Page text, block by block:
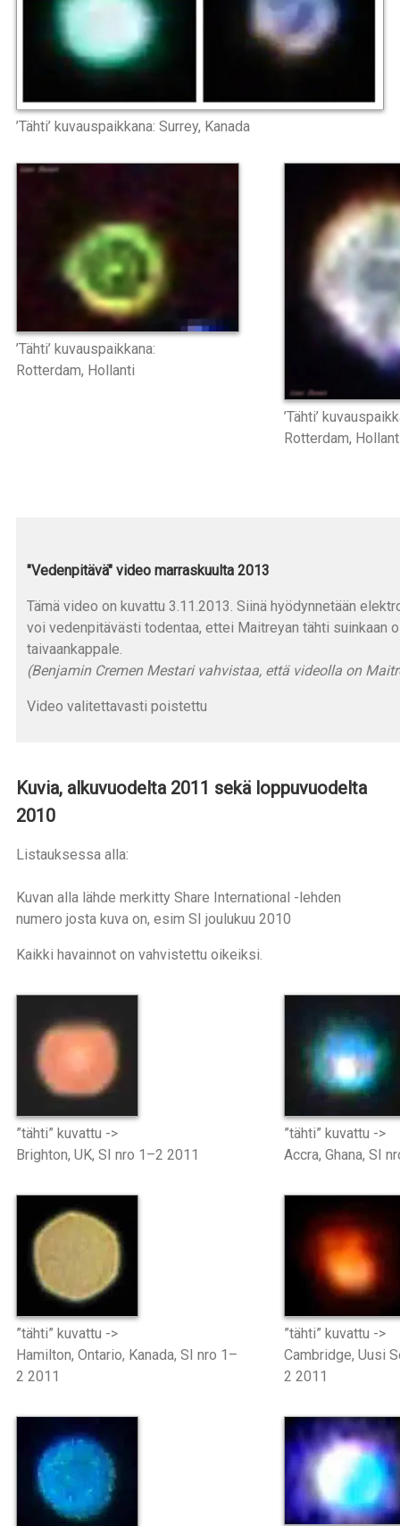
’Tähti’ kuvauspaikkana: Surrey, Kanada
’Tähti’ kuvauspaikkana:
Rotterdam, Hollanti
’Tähti’
Rotterdam,
"Vedenpitävä" video marraskuulta 2013
Tämä video on kuvattu 3.11.2013. Siinä hyödynnetään
voi vedenpitävästi todentaa, ettei Maitreyan tähti suinkaan
taivaankappale.
(Benjamin Cremen Mestari vahvistaa, että videolla on
Video valitettavasti poistettu
Kuvia, alkuvuodelta 2011 sekä loppuvuodelta
2010
Listauksessa alla:
Kuvan alla lähde merkitty Share International -lehden
numero josta kuva on, esim SI joulukuu 2010
Kaikki havainnot on vahvistettu oikeiksi.
”tähti” kuvattu ->
Brighton, UK, SI nro 1–2 2011
”tähti” kuvattu ->
Accra, Ghana, SI
”tähti” kuvattu ->
Hamilton, Ontario, Kanada, SI nro 1–
2 2011
”tähti” kuvattu ->
Cambridge, Uusi
2 2011